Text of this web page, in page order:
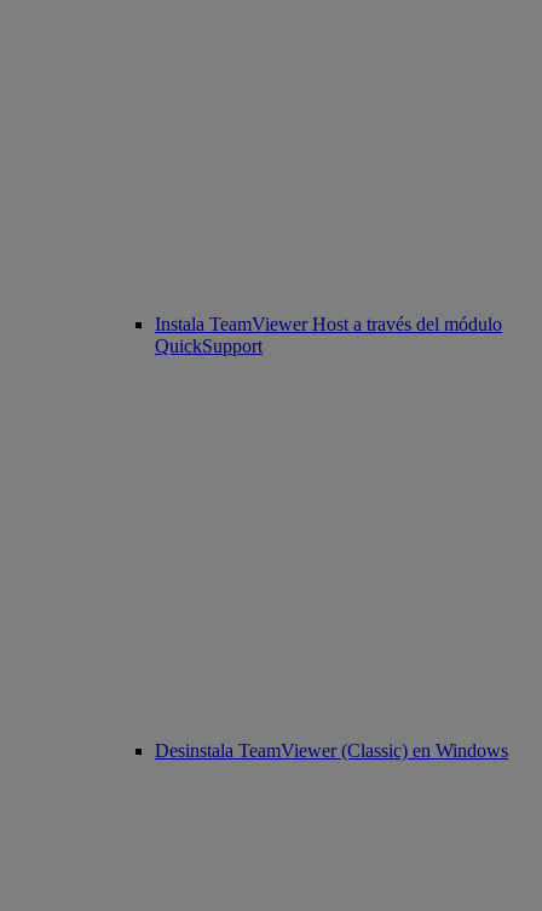
Instala TeamViewer Host a través del módulo
QuickSupport
Desinstala TeamViewer (Classic) en Windows